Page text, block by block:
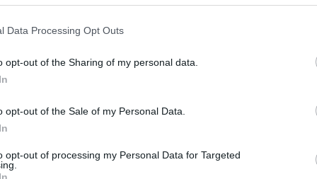
Data Processing Opt Outs
opt-out of the Sharing of my personal data.
opt-out of the Sale of my Personal Data.
opt-out of processing my Personal Data for Targeted
nuragica, che ha coinvolto oltre 200 studenti
prima volta, ha consentito di studiare la
che si è svolto in Piemonte) e il
, Oristano
oltre 2.800 studenti,
e crescita di consapevolezza ha fatto